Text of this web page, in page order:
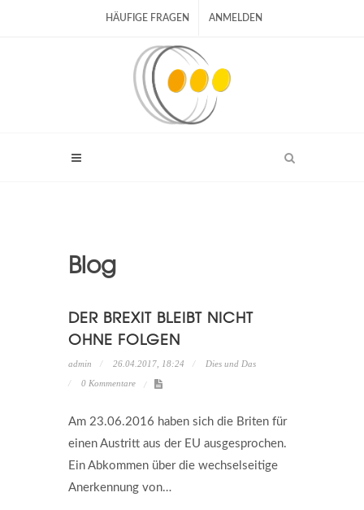
HÄUFIGE FRAGEN ANMELDEN
Blog
DER BREXIT BLEIBT NICHT
OHNE FOLGEN
admin 26.04.2017, 18:24
Dies und Das
0 Kommentare
Am 23.06.2016 haben sich die Briten für
einen Austritt aus der EU ausgesprochen.
Ein Abkommen über die wechselseitige
Anerkennung von…